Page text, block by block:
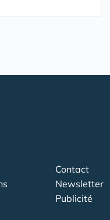
Contact
Newsletter
Publicité